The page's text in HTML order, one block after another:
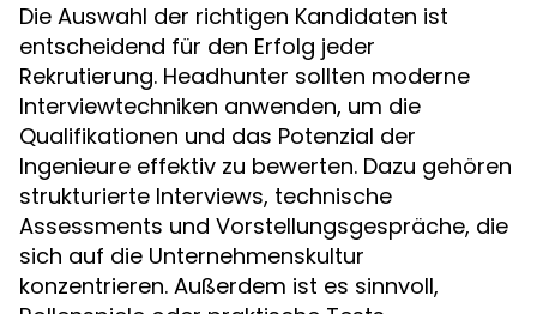
Die Auswahl der richtigen Kandidaten ist
entscheidend für den Erfolg jeder
Rekrutierung. Headhunter sollten moderne
Interviewtechniken anwenden, um die
Qualifikationen und das Potenzial der
Ingenieure effektiv zu bewerten. Dazu gehören
strukturierte Interviews, technische
Assessments und Vorstellungsgespräche, die
sich auf die Unternehmenskultur
konzentrieren. Außerdem ist es sinnvoll,